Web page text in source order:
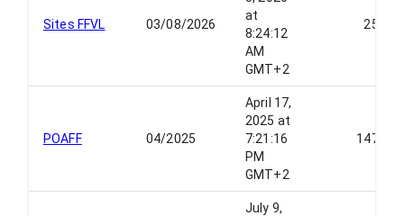
Sites FFVL 03/08/2026
at
8:24:12
AM
GMT+2
2537
POAFF 04/2025
April 17,
2025 at
7:21:16
PM
GMT+2
14779
July 9,